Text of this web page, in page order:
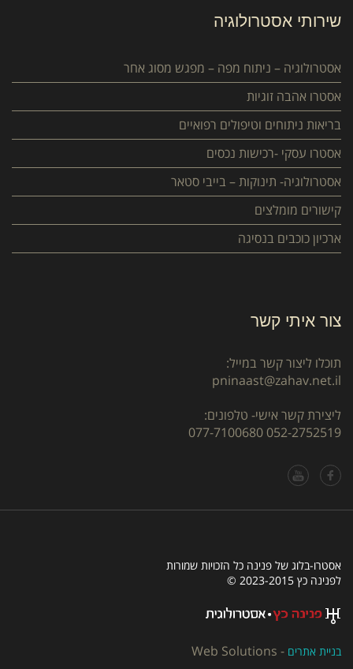
שירותי אסטרולוגיה
אסטרולוגיה – ניתוח מפה – מפגש מסוג אחר
אסטרו אהבה זוגיות
בריאות ניתוחים וטיפולים רפואיים
אסטרו עסקי -רכישות נכסים
אסטרולוגיה- תינוקות – בייבי סטאר
קישורים מומלצים
ארכיון כוכבים בנסיגה
צור איתי קשר
תוכלו ליצור קשר במייל:
pninaast@zahav.net.il
ליצירת קשר אישי- טלפונים:
052-2752519
077-7100680
אסטרו-בלוג של פנינה כל הזכויות שמורות
לפנינה כץ 2023-2015 ©
בניית אתרים -
Web Solutions